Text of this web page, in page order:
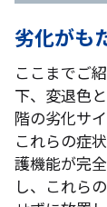
劣化がも
ここまでご
下、変退色
階の劣化サイ
これらの症
護機能が完
し、これら